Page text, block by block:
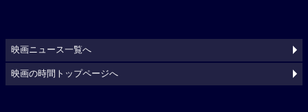
映画ニュース一覧へ
映画の時間トップページへ